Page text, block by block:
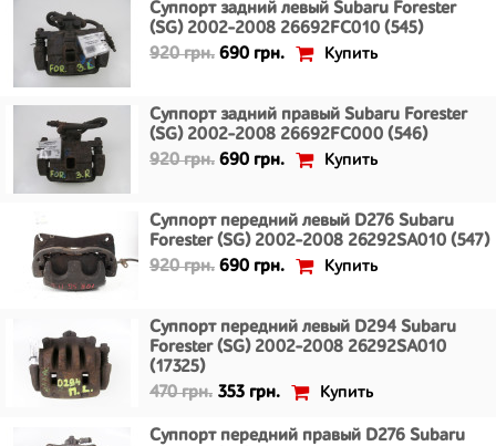
Суппорт задний левый Subaru Forester
(SG) 2002-2008 26692FC010 (545)
920 грн. 690 грн. Купить
Суппорт задний правый Subaru Forester
(SG) 2002-2008 26692FC000 (546)
920 грн. 690 грн. Купить
Суппорт передний левый D276 Subaru
Forester (SG) 2002-2008 26292SA010 (547)
920 грн. 690 грн. Купить
Суппорт передний левый D294 Subaru
Forester (SG) 2002-2008 26292SA010
(17325)
470 грн. 353 грн. Купить
Суппорт передний правый D276 Subaru